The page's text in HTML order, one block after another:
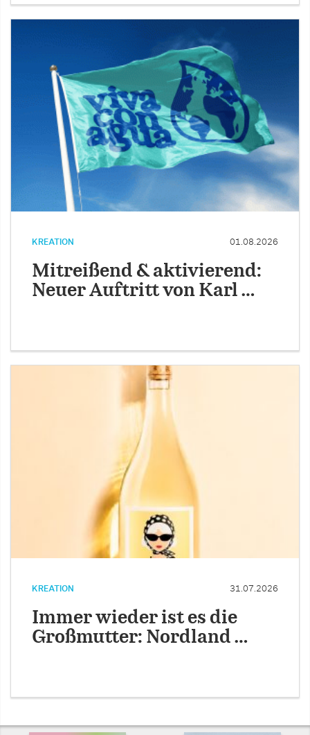
KREATION 01.08.2026
Mitreißend & aktivierend:
Neuer Auftritt von Karl …
KREATION 31.07.2026
Immer wieder ist es die
Großmutter: Nordland …